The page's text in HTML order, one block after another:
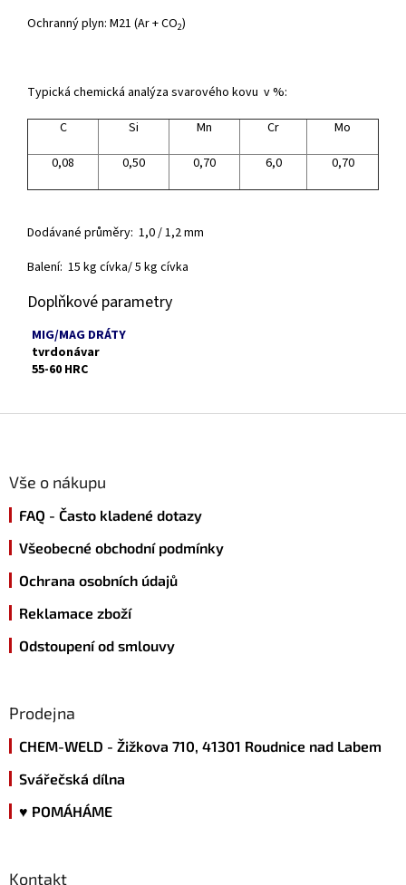
Ochranný plyn: M21 (Ar + CO2)
Typická chemická analýza svarového kovu v %:
C
Si Mn Cr
Mo
0,08
0,50 0,70 6,0 0,70
Dodávané průměry: 1,0 / 1,2 mm
Balení: 15 kg cívka/ 5 kg cívka
Doplňkové parametry
MIG/MAG DRÁTY
tvrdonávar
55-60 HRC
Vše o nákupu
FAQ - Často kladené dotazy
Všeobecné obchodní podmínky
Ochrana osobních údajů
Reklamace zboží
Odstoupení od smlouvy
Prodejna
CHEM-WELD - Žižkova 710, 41301 Roudnice nad Labem
Svářečská dílna
♥ POMÁHÁME
Kontakt